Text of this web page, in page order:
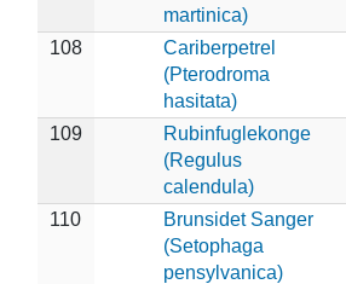
martinica)
108
Cariberpetrel
(Pterodroma
hasitata)
109
Rubinfuglekonge
(Regulus
calendula)
110
Brunsidet Sanger
(Setophaga
pensylvanica)